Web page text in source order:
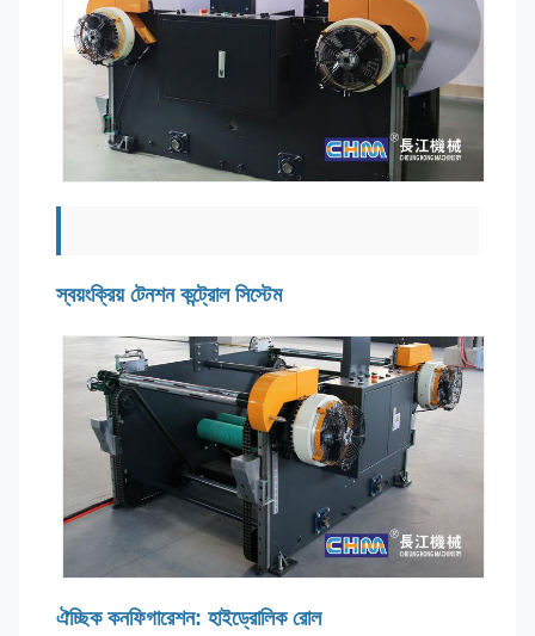
স্বয়ংক্রিয় টেনশন কন্ট্রোল সিস্টেম
ঐচ্ছিক কনফিগারেশন: হাইড্রোলিক রোল